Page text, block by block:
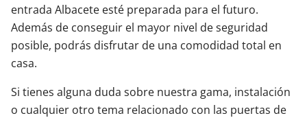
entrada Albacete esté preparada para el futuro.
Además de conseguir el mayor nivel de seguridad
posible, podrás disfrutar de una comodidad total en
casa.
Si tienes alguna duda sobre nuestra gama, instalación
o cualquier otro tema relacionado con las puertas de